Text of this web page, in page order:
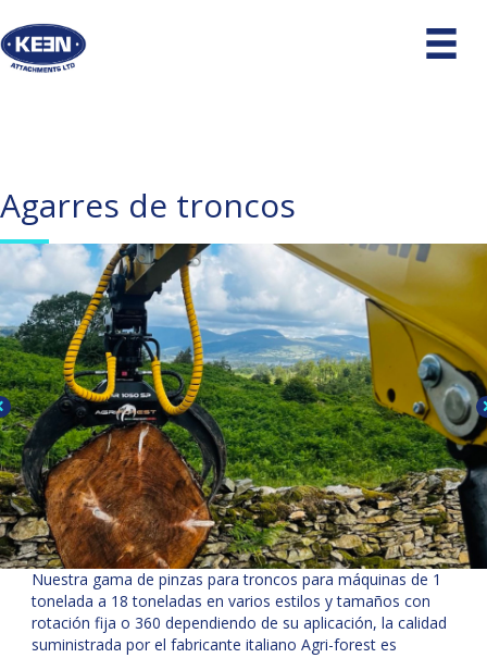
Agarres de troncos
Nuestra gama de pinzas para troncos para máquinas de 1
tonelada a 18 toneladas en varios estilos y tamaños con
rotación fija o 360 dependiendo de su aplicación, la calidad
suministrada por el fabricante italiano Agri-forest es